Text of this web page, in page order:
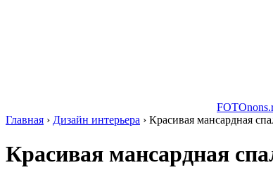
Главная › Дизайн интерьера › Красивая мансардная
Красивая мансардная